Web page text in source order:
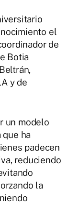
el
de
Botia
y de
un modelo
ha
padecen
reduciendo
la